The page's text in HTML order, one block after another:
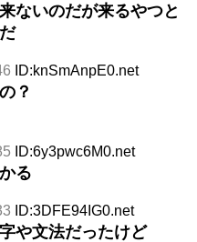
ないのだが来るやつと
ID:knSmAnpE0.net
？
ID:6y3pwc6M0.net
る
ID:3DFE94IG0.net
や文法だったけど